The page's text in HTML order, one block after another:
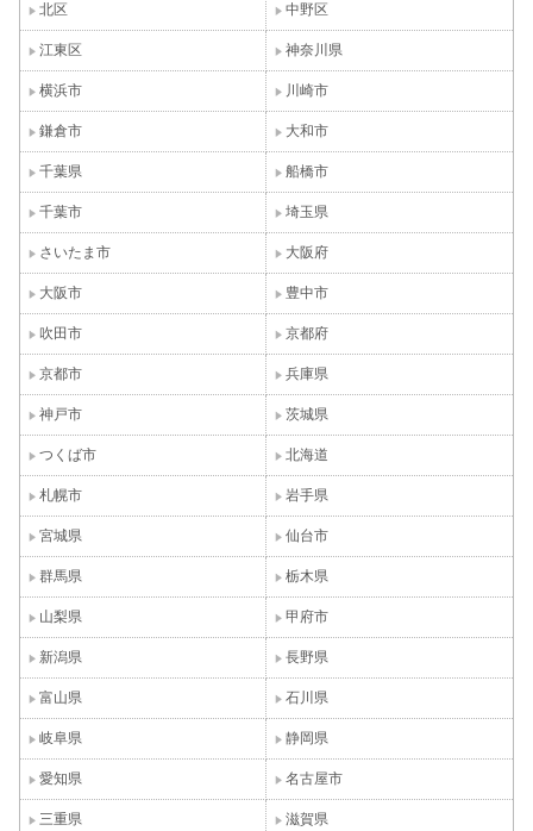
北区 中野区
江東区 神奈川県
横浜市 川崎市
鎌倉市 大和市
千葉県 船橋市
千葉市 埼玉県
さいたま市 大阪府
大阪市 豊中市
吹田市 京都府
京都市 兵庫県
神戸市 茨城県
つくば市 北海道
札幌市 岩手県
宮城県 仙台市
群馬県 栃木県
山梨県 甲府市
新潟県 長野県
富山県 石川県
岐阜県 静岡県
愛知県 名古屋市
三重県 滋賀県